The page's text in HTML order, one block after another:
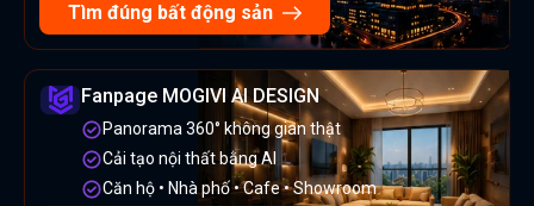
Tìm đúng bất động sản
Fanpage MOGIVI AI DESIGN
Panorama 360° không gian thật
Cải tạo nội thất bằng AI
Căn hộ • Nhà phố • Cafe • Showroom